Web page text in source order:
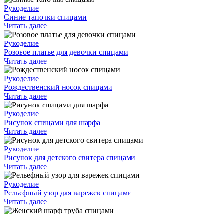
Рукоделие
Синие тапочки спицами
Читать далее
Рукоделие
Розовое платье для девочки спицами
Читать далее
Рукоделие
Рождественский носок спицами
Читать далее
Рукоделие
Рисунок спицами для шарфа
Читать далее
Рукоделие
Рисунок для детского свитера спицами
Читать далее
Рукоделие
Рельефный узор для варежек спицами
Читать далее